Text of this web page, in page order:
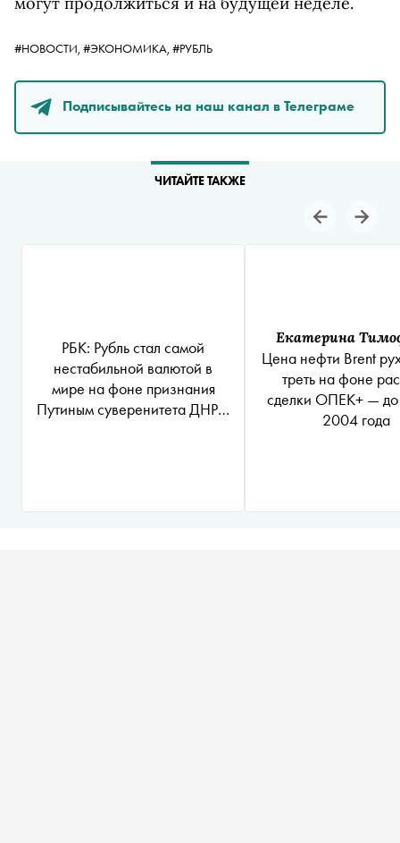
#НОВОСТИ, #ЭКОНОМИКА, #РУБЛЬ
Подписывайтесь на наш канал в Телеграме
ЧИТАЙТЕ ТАКЖЕ
РБК: Рубль стал самой
нестабильной валютой в
мире на фоне признания
Путиным суверенитета ДНР и
Екатерина
Цена нефти Brent
треть на фоне
сделки ОПЕК+ — до
2004 года